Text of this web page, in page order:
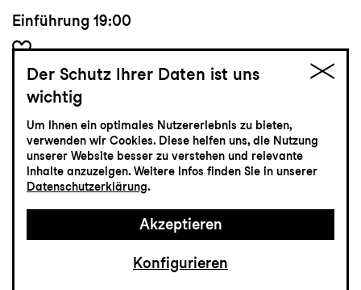
Einführung 19:00
CHF 35-75
Konzert
23.10Freitag
Der Schutz Ihrer Daten ist uns
wichtig
Um Ihnen ein optimales Nutzererlebnis zu bieten,
verwenden wir Cookies. Diese helfen uns, die Nutzung
unserer Website besser zu verstehen und relevante
Inhalte anzuzeigen. Weitere Infos finden Sie in unserer
Datenschutzerklärung.
Akzeptieren
Konfigurieren